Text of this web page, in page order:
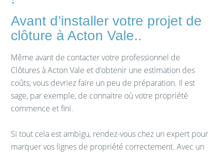
Avant d’installer votre projet de
clôture à Acton Vale..
Même avant de contacter votre professionnel de
Clôtures à Acton Vale et d’obtenir une estimation des
coûts, vous devriez faire un peu de préparation. Il est
sage, par exemple, de connaitre où votre propriété
commence et fini.
Si tout cela est ambigu, rendez-vous chez un expert pour
marquer vos lignes de propriété correctement. Avec un